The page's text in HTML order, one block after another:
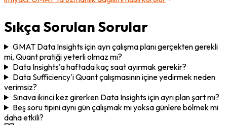
Sıkça Sorulan Sorular
GMAT Data Insights için ayrı çalışma planı gerçekten gerekli
mi, Quant pratiği yeterli olmaz mı?
Data Insights'a haftada kaç saat ayırmak gerekir?
Data Sufficiency'i Quant çalışmasının içine yedirmek neden
verimsiz?
Sınava ikinci kez girerken Data Insights için ayrı plan şart mı?
Beş soru tipini aynı gün çalışmak mı yoksa günlere bölmek mi
daha etkili?